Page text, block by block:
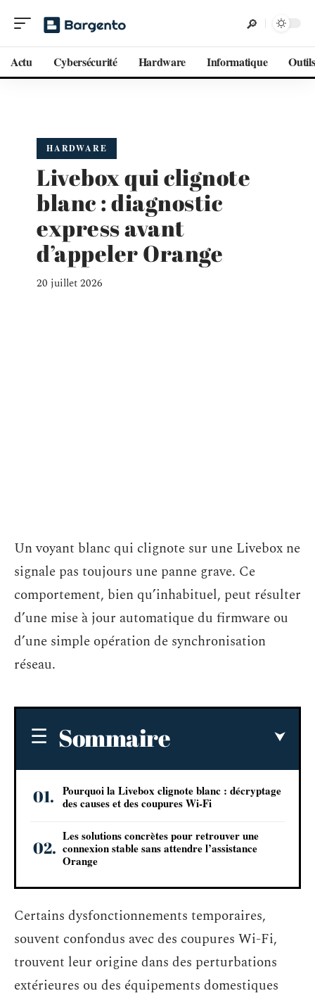
Actu Cybersécurité Hardware Informatique
HARDWARE
Livebox qui clignote
blanc : diagnostic
express avant
d’appeler Orange
20 juillet 2026
Un voyant blanc qui clignote sur une Livebox ne
signale pas toujours une panne grave. Ce
comportement, bien qu’inhabituel, peut résulter
d’une mise à jour automatique du firmware ou
d’une simple opération de synchronisation
réseau.
Sommaire
Pourquoi la Livebox clignote blanc : décryptage
des causes et des coupures Wi-Fi
Les solutions concrètes pour retrouver une
connexion stable sans attendre l’assistance
Orange
Certains dysfonctionnements temporaires,
souvent confondus avec des coupures Wi-Fi,
trouvent leur origine dans des perturbations
extérieures ou des équipements domestiques